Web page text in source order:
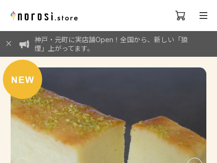
神戸・元町に実店舗Open！全国から、新しい「狼
煙」上がってます。